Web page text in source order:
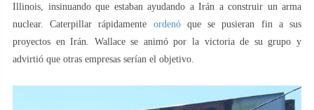
Illinois, insinuando que estaban ayudando a Irán a construir un arma
nuclear. Caterpillar rápidamente ordenóque se pusieran fin a sus
proyectos en Irán. Wallace se animó por la victoria de su grupo y
advirtió que otras empresas serían el objetivo.